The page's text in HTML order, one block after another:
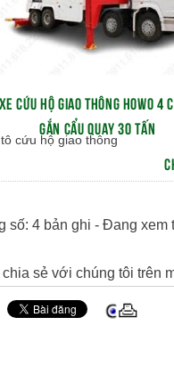
XE CỨU HỘ GIAO THÔNG HOWO 4
GẮN CẨU QUAY 30 TẤN
cứu hộ giao thông
số: 4 bản ghi - Đang xem
chia sẻ với chúng tôi trên